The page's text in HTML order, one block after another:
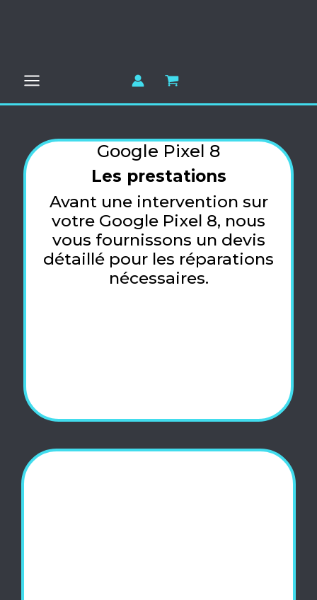
Google Pixel 8
Les prestations
Avant une intervention sur
votre Google Pixel 8, nous
vous fournissons un devis
détaillé pour les réparations
nécessaires.